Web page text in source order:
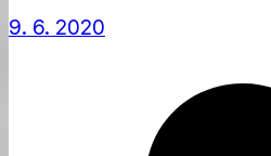
9. 6. 2020